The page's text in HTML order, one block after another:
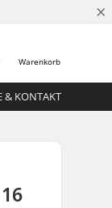
×
Warenkorb
& KONTAKT